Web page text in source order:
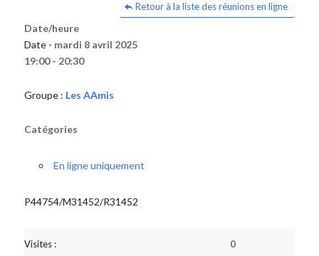
Retour à la liste des réunions en ligne
Date/heure
Date - mardi 8 avril 2025
19:00 - 20:30
Groupe : Les AAmis
Catégories
En ligne uniquement
P44754/M31452/R31452
Visites : 0